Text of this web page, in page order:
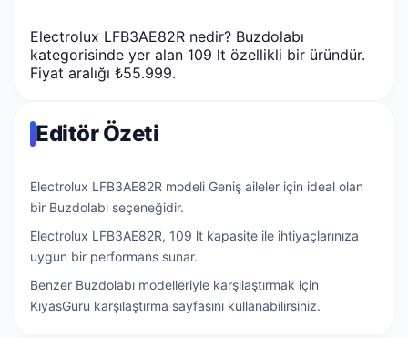
Electrolux LFB3AE82R nedir? Buzdolabı
kategorisinde yer alan 109 lt özellikli bir üründür.
Fiyat aralığı ₺55.999.
Editör Özeti
Electrolux LFB3AE82R modeli Geniş aileler için ideal olan
bir Buzdolabı seçeneğidir.
Electrolux LFB3AE82R, 109 lt kapasite ile ihtiyaçlarınıza
uygun bir performans sunar.
Benzer Buzdolabı modelleriyle karşılaştırmak için
KıyasGuru karşılaştırma sayfasını kullanabilirsiniz.